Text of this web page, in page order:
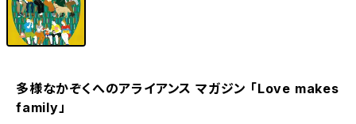
多様なかぞくへのアライアンス マガジン 「Love makes
family」